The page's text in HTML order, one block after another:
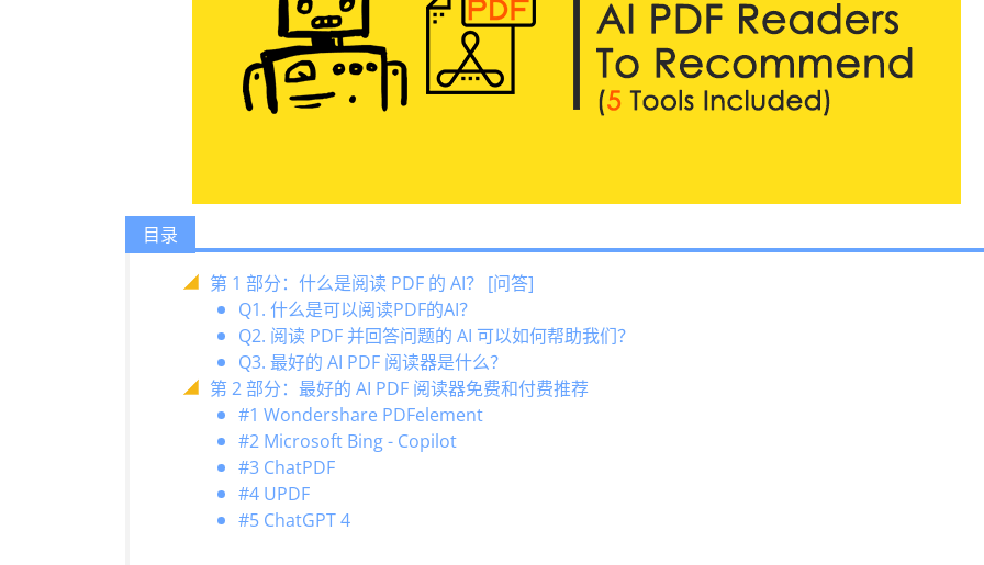
目录
第 1 部分：什么是阅读 PDF 的 AI？ [问答]
Q1. 什么是可以阅读PDF的AI？
Q2. 阅读 PDF 并回答问题的 AI 可以如何帮助我们？
Q3. 最好的 AI PDF 阅读器是什么？
第 2 部分：最好的 AI PDF 阅读器免费和付费推荐
#1 Wondershare PDFelement
#2 Microsoft Bing - Copilot
#3 ChatPDF
#4 UPDF
#5 ChatGPT 4